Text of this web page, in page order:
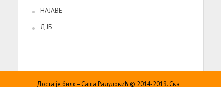
НАЈАВЕ
ДЈБ
Доста је било – Саша Радуловић © 2014-2019. Сва